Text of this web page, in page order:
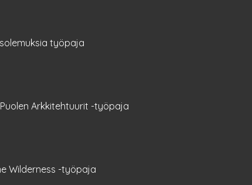
työpaja
Arkkitehtuurit -työpaja
Wilderness -työpaja